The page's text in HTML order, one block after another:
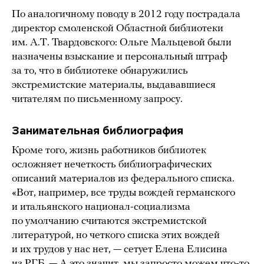
По аналогичному поводу в 2012 году пострадала
директор смоленской Областной библиотеки
им. А.Т. Твардовского: Ольге Мальцевой были
назначены взыскание и персональный штраф
за то, что в библиотеке обнаружились
экстремистские материалы, выдававшиеся
читателям по письменному запросу.
Занимательная библиография
Кроме того, жизнь работников библиотек
осложняет нечеткость библиографических
описаний материалов из федерального списка.
«Вот, например, все труды вождей германского
и итальянского национал-социализма
по умолчанию считаются экстремистской
литературой, но четкого списка этих вождей
и их трудов у нас нет, — сетует Елена Елисина